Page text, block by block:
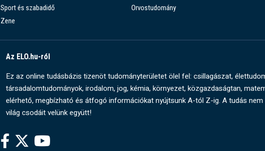
Sport és szabadidő
Zene
Orvostudomány
Az ELO.hu-ról
Ez az online tudásbázis tizenöt tudományterületet ölel fel: csillagászat,
társadalomtudományok, irodalom, jog, kémia, környezet, közgazdaságtan,
elérhető, megbízható és átfogó információkat nyújtsunk A-tól Z-ig. A tudás
világ csodáit velünk együtt!